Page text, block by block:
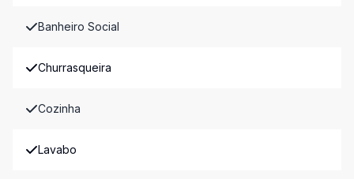
Banheiro Social
Churrasqueira
Cozinha
Lavabo